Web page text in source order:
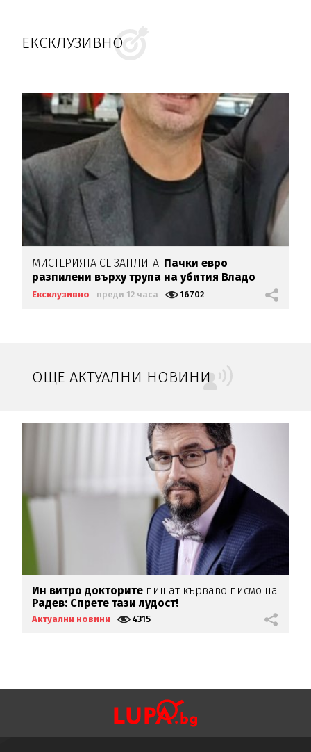
ЕКСКЛУЗИВНО
МИСТЕРИЯТА СЕ ЗАПЛИТА: Пачки евро
разпилени върху трупа на убития Владо
Загатото
Ексклузивно преди 12 часа 16702
ОЩЕ АКТУАЛНИ НОВИНИ
Ин витро докторите пишат кърваво писмо на
Радев: Спрете тази лудост!
Актуални новини 4315